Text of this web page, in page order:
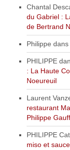
Chantal
du Gabriel :
de Bertrand
Philippe dans
PHILIPPE
: La Haute
Noeureuil
Laurent
restaurant
Philippe
PHILIPPE
miso et